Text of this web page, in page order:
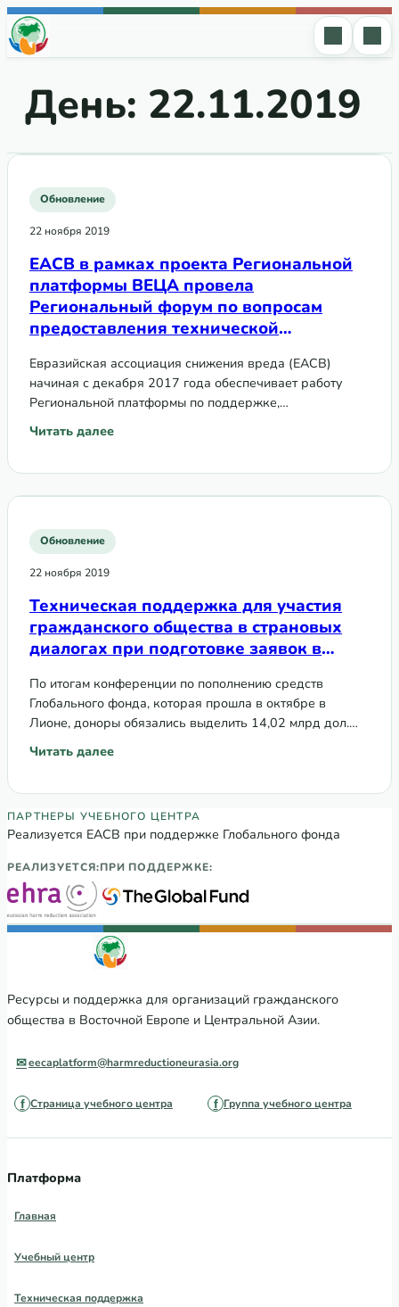
Перейти к содержимому
День: 22.11.2019
Обновление
22 ноября 2019
ЕАСВ в рамках проекта Региональной
платформы ВЕЦА провела
Региональный форум по вопросам
предоставления технической
Глобального фонда для организаций
гражданского общества и сообществ в
регионе ВЕЦА
Евразийская ассоциация снижения вреда (EАСВ)
начиная с декабря 2017 года обеспечивает работу
Региональной платформы по поддержке,
коммуникации и координации гражданского общества
и сообществ ВЕЦА.
Читать далее
: ЕАСВ в рамках проекта Региональной платформы
Обновление
22 ноября 2019
Техническая поддержка для участия
гражданского общества в страновых
диалогах при подготовке заявок в
По итогам конференции по пополнению средств
Глобального фонда, которая прошла в октябре в
Лионе, доноры обязались выделить 14,02 млрд дол.
США на следующие три года.
Читать далее
: Техническая поддержка для участия гражданского
Партнеры Регионального учебного
ПАРТНЕРЫ УЧЕБНОГО ЦЕНТРА
Реализуется ЕАСВ при поддержке Глобального фонда
РЕАЛИЗУЕТСЯ:ПРИ ПОДДЕРЖКЕ:
Ресурсы и поддержка для организаций гражданского
общества в Восточной Европе и Центральной Азии.
eecaplatform@harmreductioneurasia.org
Страница учебного центра Группа учебного центра
Платформа
Главная
Учебный центр
Техническая поддержка